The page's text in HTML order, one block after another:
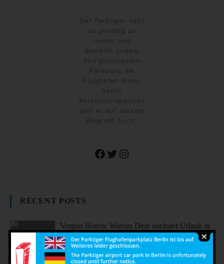
Der Parktiger liebt
es günstig zu
reisen und
betreibt zudem
den günstigsten
Parkplatz am
Flughafen Wien.
Seine
Reiseschnäppchen
teilt er auf diesem
Blog mit Euch.
Facebook
TwitterInstagram
RECENT POSTS
Vergiss Hotels: Warum Dein nächster Urlaub in
einem dieser coolen Airbnbs stattfinden sollte.